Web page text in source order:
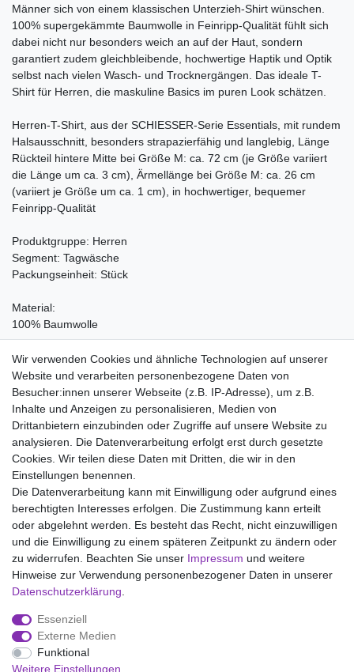
Männer sich von einem klassischen Unterzieh-Shirt wünschen.
100% supergekämmte Baumwolle in Feinripp-Qualität fühlt sich
dabei nicht nur besonders weich an auf der Haut, sondern
garantiert zudem gleichbleibende, hochwertige Haptik und Optik
selbst nach vielen Wasch- und Trocknergängen. Das ideale T-
Shirt für Herren, die maskuline Basics im puren Look schätzen.
Herren-T-Shirt, aus der SCHIESSER-Serie Essentials, mit rundem
Halsausschnitt, besonders strapazierfähig und langlebig, Länge
Rückteil hintere Mitte bei Größe M: ca. 72 cm (je Größe variiert
die Länge um ca. 3 cm), Ärmellänge bei Größe M: ca. 26 cm
(variiert je Größe um ca. 1 cm), in hochwertiger, bequemer
Feinripp-Qualität
Produktgruppe: Herren
Segment: Tagwäsche
Packungseinheit: Stück
Material:
100% Baumwolle
Pflegehinweise:
Waschen bei 95°C, Nicht bleichen, Trockner (Stufe 1), Heiss
Bügeln (Stufe 3), Nicht chemisch reinigen
Wir liefern mit DHL (auch Samstags)
Kostenloser Versand
14 Tage Rückgaberecht
Impressum Daten­schutz­erklärung AGB
Widerrufs­recht
Wir verwenden Cookies und ähnliche Technologien auf unserer
Website und verarbeiten personenbezogene Daten von
Besucher:innen unserer Webseite (z.B. IP-Adresse), um z.B.
Inhalte und Anzeigen zu personalisieren, Medien von
Drittanbietern einzubinden oder Zugriffe auf unsere Website zu
analysieren. Die Datenverarbeitung erfolgt erst durch gesetzte
Cookies. Wir teilen diese Daten mit Dritten, die wir in den
Einstellungen benennen.
Die Datenverarbeitung kann mit Einwilligung oder aufgrund eines
berechtigten Interesses erfolgen. Die Zustimmung kann erteilt
oder abgelehnt werden. Es besteht das Recht, nicht einzuwilligen
und die Einwilligung zu einem späteren Zeitpunkt zu ändern oder
zu widerrufen. Beachten Sie unser Impressum und weitere
Hinweise zur Verwendung personenbezogener Daten in unserer
Daten­schutz­erklärung
Essenziell
Externe Medien
Funktional
Weitere Einstellungen